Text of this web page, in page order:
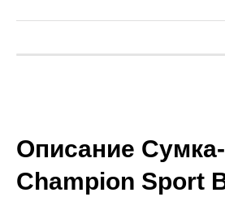
Описание
Champion Sport